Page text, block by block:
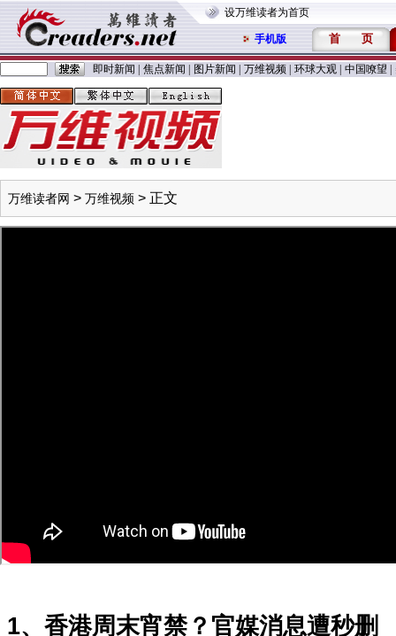
设万维读者为首页
手机版 首 页
即时新闻 焦点新闻 图片新闻 万维视频 环球大观 中国嘹望
万维读者网 > 万维视频 > 正文
1、香港周末宵禁？官媒消息遭秒删